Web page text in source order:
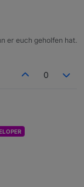
er euch geholfen hat.
0